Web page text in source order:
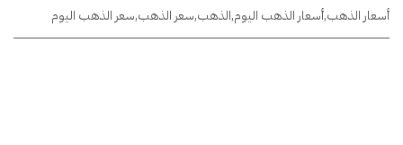
أسعار الذهب,أسعار الذهب اليوم,الذهب,سعر الذهب,سعر الذهب اليوم